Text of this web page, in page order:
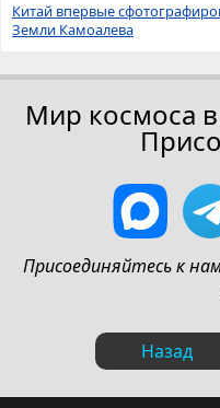
Китай впервые
Земли Камоалева
Мир космоса
Присоединяйтесь к
Назад